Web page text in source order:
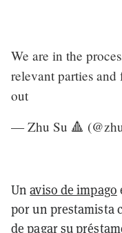
We are in the
relevant parties
out
— Zhu Su 🔺
Unaviso de impago
por un prestamista
de pagar su